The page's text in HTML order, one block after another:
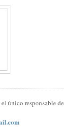
único responsable de